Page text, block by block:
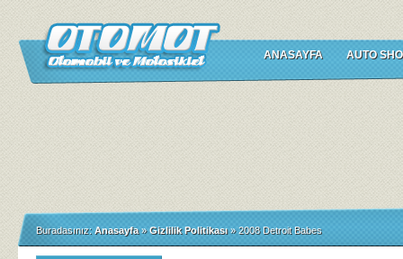
ANASAYFA AUTO
Buradasınız: Anasayfa » Gizlilik Politikası » 2008 Detroit Babes